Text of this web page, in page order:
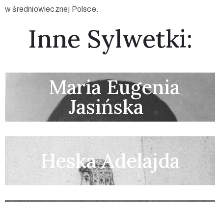
w średniowiecznej Polsce.
Inne Sylwetki:
Maria Eugenia
Jasińska
Heska Adelajda